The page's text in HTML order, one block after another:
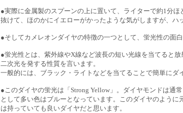
●実際に金属製のスプーンの上に置いて、ライターで約1分
抜けて、ほのかにイエローがかったような気がしますが、ハ
●そしてカメレオンダイヤの特徴の一つとして、蛍光性の面白
●蛍光性とは、紫外線やX線など波長の短い光線を当てると
二次光を発する性質を言います。
一般的には、ブラック・ライトなどを当てることで簡単にダ
●このダイヤの蛍光は「Strong Yellow」。ダイヤモンドは通
として多い色はブルーとなっています。このダイヤのよう
は持っていても良いダイヤだと思います。